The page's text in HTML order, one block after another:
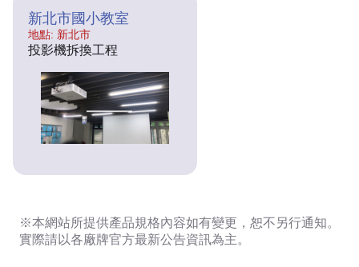
新北市國小教室
地點: 新北市
投影機拆換工程
※本網站所提供產品規格內容如有變更，恕不另行通知。
實際請以各廠牌官方最新公告資訊為主。